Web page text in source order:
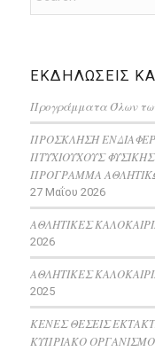
ΕΚΔΗΛΩΣΕΙΣ
Προγράμματα Όλων των
ΠΡΟΣΚΛΗΣΗ
ΠΤΥΧΙΟΥΧΟΥΣ
ΠΡΟΓΡΑΜΜΑ
27 Μαΐου 2026
ΑΘΛΗΤΙΚΕΣ
2026
ΑΘΛΗΤΙΚΕΣ
2025
ΚΕΝΕΣ ΘΕΣΕΙΣ
ΚΥΠΡΙΑΚΟ